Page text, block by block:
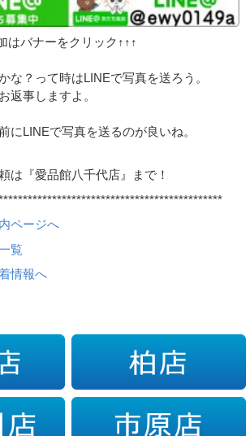
はバナーをクリック↑↑↑
な？って時はLINEで写真を送ろう。
返事しますよ。
にLINEで写真を送るのが良いね。
は『愛品館八千代店』まで！
ページへ
覧
情報へ